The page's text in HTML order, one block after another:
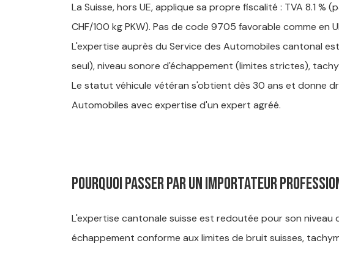
La Suisse, hors UE, applique sa propre fiscalité : TVA 8.1
CHF/100 kg PKW). Pas de code 9705 favorable comme
L'expertise auprès du Service des Automobiles cantonal
seul), niveau sonore d'échappement (limites strictes),
Le statut véhicule vétéran s'obtient dès 30 ans et donne
Automobiles avec expertise d'un expert agréé.
Pourquoi passer par un importateur
L'expertise cantonale suisse est redoutée pour son niveau
échappement conforme aux limites de bruit suisses,